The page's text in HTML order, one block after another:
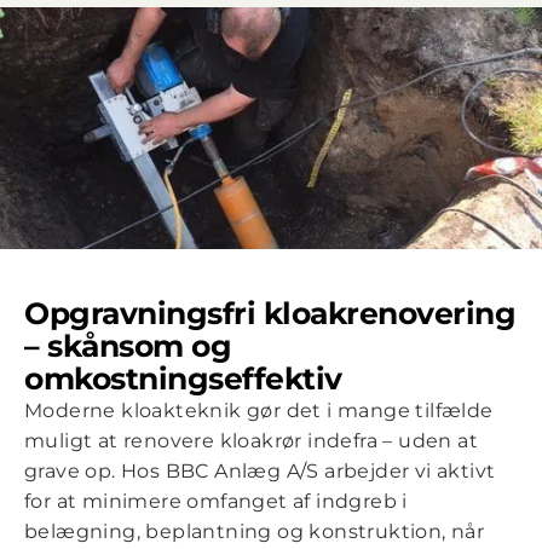
Opgravningsfri kloakrenovering
– skånsom og
omkostningseffektiv
Moderne kloakteknik gør det i mange tilfælde
muligt at renovere kloakrør indefra – uden at
grave op. Hos BBC Anlæg A/S arbejder vi aktivt
for at minimere omfanget af indgreb i
belægning, beplantning og konstruktion, når